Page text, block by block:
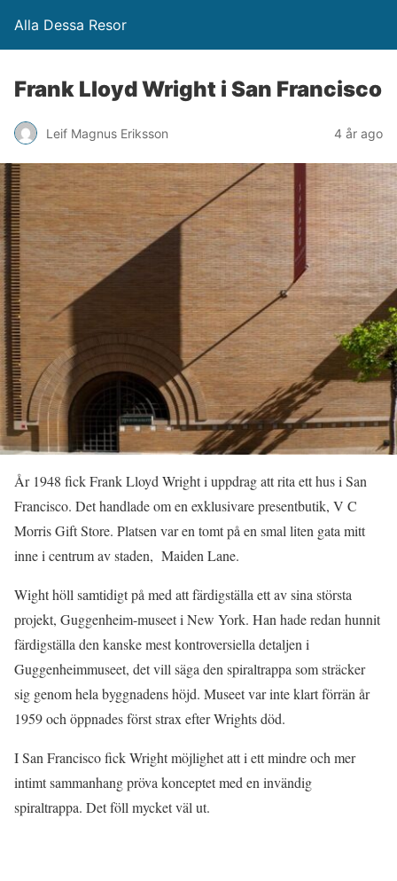
Alla Dessa Resor
Frank Lloyd Wright i San Francisco
Leif Magnus Eriksson 4 år ago
År 1948 fick Frank Lloyd Wright i uppdrag att rita ett hus i San
Francisco. Det handlade om en exklusivare presentbutik, V C
Morris Gift Store. Platsen var en tomt på en smal liten gata mitt
inne i centrum av staden, Maiden Lane.
Wight höll samtidigt på med att färdigställa ett av sina största
projekt, Guggenheim-museet i New York. Han hade redan hunnit
färdigställa den kanske mest kontroversiella detaljen i
Guggenheimmuseet, det vill säga den spiraltrappa som sträcker
sig genom hela byggnadens höjd. Museet var inte klart förrän år
1959 och öppnades först strax efter Wrights död.
I San Francisco fick Wright möjlighet att i ett mindre och mer
intimt sammanhang pröva konceptet med en invändig
spiraltrappa. Det föll mycket väl ut.